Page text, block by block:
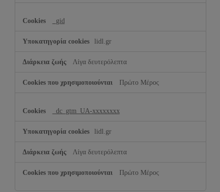
_gid
lidl.gr
Λίγα δευτερόλεπτα
Πρώτο Μέρος
_dc_gtm_UA-xxxxxxxx
lidl.gr
Λίγα δευτερόλεπτα
Πρώτο Μέρος